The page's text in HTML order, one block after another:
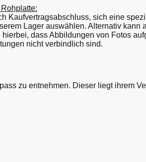
zu entnehmen. Dieser liegt ihrem
Kaufvertragsabschluss, sich eine
Lager auswählen. Alternativ kann
dass Abbildungen von Fotos
nicht verbindlich sind.